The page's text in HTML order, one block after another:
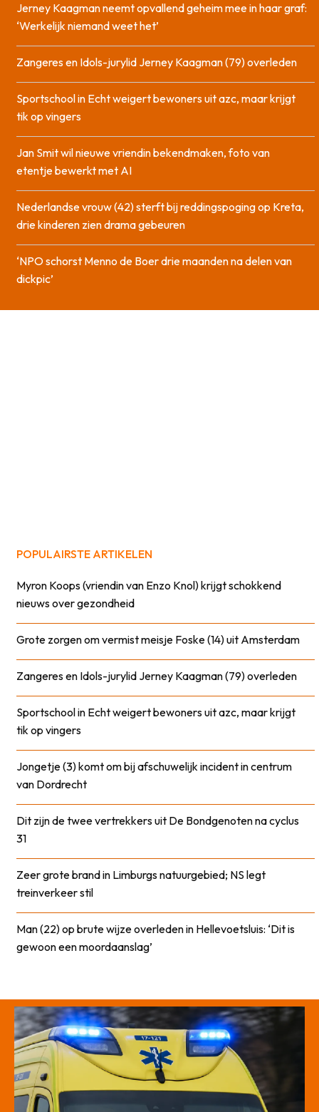
Jerney Kaagman neemt opvallend geheim mee in haar graf:
‘Werkelijk niemand weet het’
Zangeres en Idols-jurylid Jerney Kaagman (79) overleden
Sportschool in Echt weigert bewoners uit azc, maar krijgt
tik op vingers
Jan Smit wil nieuwe vriendin bekendmaken, foto van
etentje bewerkt met AI
Nederlandse vrouw (42) sterft bij reddingspoging op Kreta,
drie kinderen zien drama gebeuren
‘NPO schorst Menno de Boer drie maanden na delen van
dickpic’
POPULAIRSTE ARTIKELEN
Myron Koops (vriendin van Enzo Knol) krijgt schokkend
nieuws over gezondheid
Grote zorgen om vermist meisje Foske (14) uit Amsterdam
Zangeres en Idols-jurylid Jerney Kaagman (79) overleden
Sportschool in Echt weigert bewoners uit azc, maar krijgt
tik op vingers
Jongetje (3) komt om bij afschuwelijk incident in centrum
van Dordrecht
Dit zijn de twee vertrekkers uit De Bondgenoten na cyclus
31
Zeer grote brand in Limburgs natuurgebied; NS legt
treinverkeer stil
Man (22) op brute wijze overleden in Hellevoetsluis: ‘Dit is
gewoon een moordaanslag’